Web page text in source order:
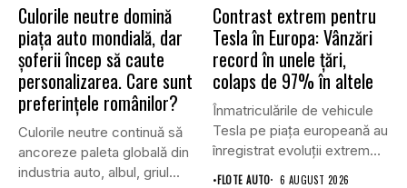
Culorile neutre domină
piața auto mondială, dar
șoferii încep să caute
personalizarea. Care sunt
preferințele românilor?
Culorile neutre continuă să
ancoreze paleta globală din
industria auto, albul, griul...
Contrast extrem pentru
Tesla în Europa: Vânzări
record în unele țări,
colaps de 97% în altele
Înmatriculările de vehicule
Tesla pe piața europeană au
înregistrat evoluții extrem
de...
•FLOTE AUTO 6 AUGUST 2026